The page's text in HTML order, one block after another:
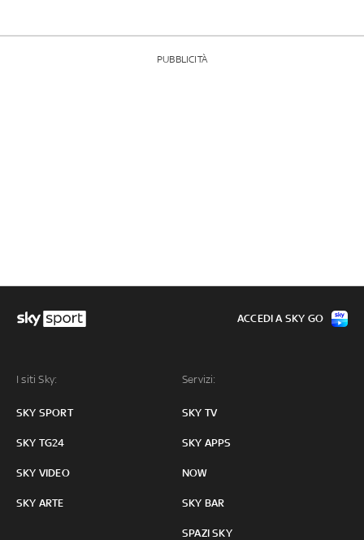
PUBBLICITÀ
I siti Sky:
SKY SPORT
SKY TG24
SKY VIDEO
SKY ARTE
Servizi:
SKY TV
SKY APPS
NOW
SKY BAR
SPAZI SKY
ACCEDI A SKY GO